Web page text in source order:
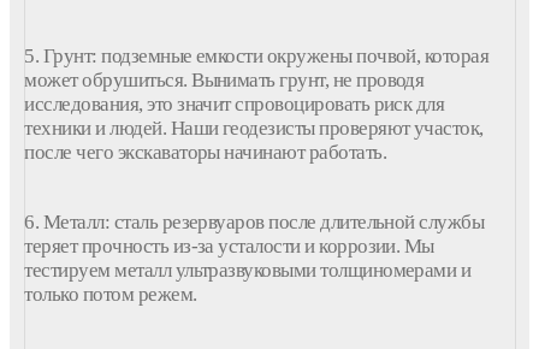
5. Грунт: подземные емкости окружены почвой, которая
может обрушиться. Вынимать грунт, не проводя
исследования, это значит спровоцировать риск для
техники и людей. Наши геодезисты проверяют участок,
после чего экскаваторы начинают работать.
6. Металл: сталь резервуаров после длительной службы
теряет прочность из-за усталости и коррозии. Мы
тестируем металл ультразвуковыми толщиномерами и
только потом режем.